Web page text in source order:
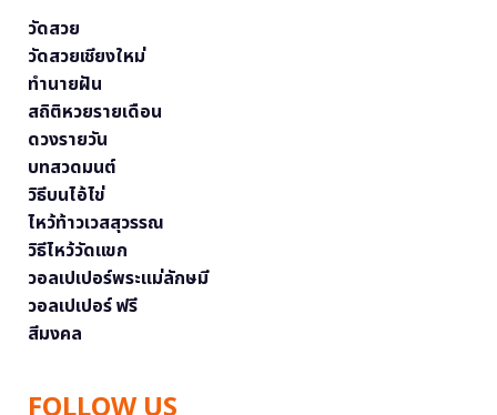
วัดสวย
วัดสวยเชียงใหม่
ทำนายฝัน
สถิติหวยรายเดือน
ดวงรายวัน
บทสวดมนต์
วิธีบนไอ้ไข่
ไหว้ท้าวเวสสุวรรณ
วิธีไหว้วัดแขก
วอลเปเปอร์พระแม่ลักษมี
วอลเปเปอร์ ฟรี
สีมงคล